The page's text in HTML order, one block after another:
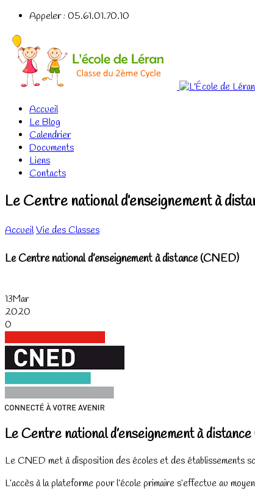
Appeler : 05.61.01.70.10
Accueil
Le Blog
Calendrier
Documents
Liens
Contacts
Le Centre national d’enseignement à
AccueilVie des Classes
Le Centre national d’enseignement à distance (CNED)
13Mar
2020
0
Le Centre national d’enseignement à
Le CNED met à disposition des écoles et des établissements
L’accès à la plateforme pour l’école primaire s’effectue au